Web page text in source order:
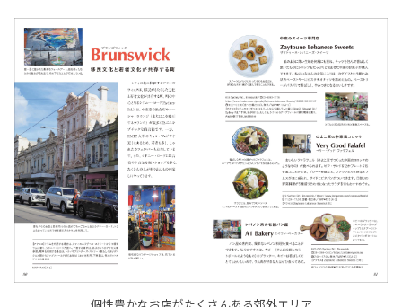
個性豊かなお店がたくさんある郊外エリア